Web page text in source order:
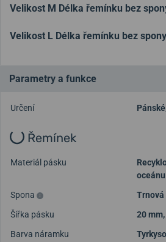
Velikost M Délka řemínku bez
Velikost L Délka řemínku bez
Parametry a funkce
Určení Pánské
Řemínek
Materiál pásku
oceánu
Spona
Trnová
Šířka pásku
20 mm,
Barva náramku